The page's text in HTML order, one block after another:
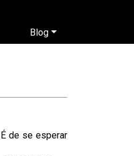
Blog
de se esperar